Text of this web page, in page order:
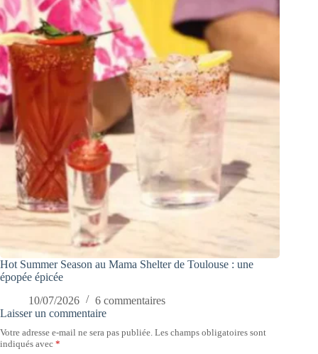
Hot Summer Season au Mama Shelter de Toulouse : une
épopée épicée
10/07/2026
6 commentaires
Laisser un commentaire
Votre adresse e-mail ne sera pas publiée. Les champs obligatoires sont
indiqués avec *